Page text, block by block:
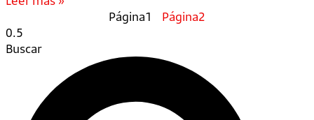
Página1 Página2
Buscar